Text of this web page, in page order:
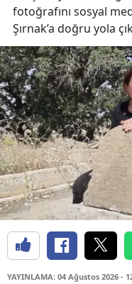
fotoğrafını sosyal
Şırnak’a doğru yola
YAYINLAMA: 04 Ağustos 2026 -